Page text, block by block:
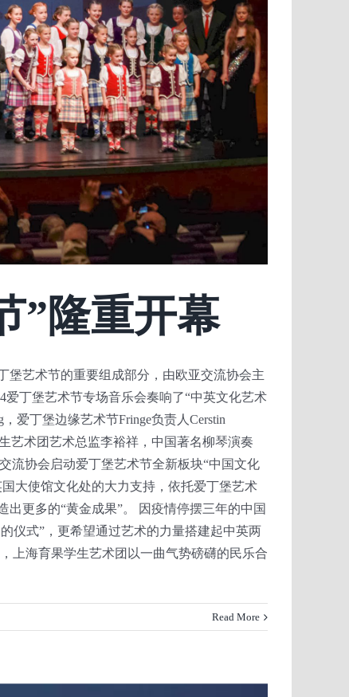
”隆重开幕
堡艺术节的重要组成部分，由欧亚交流协会主
爱丁堡艺术节专场音乐会奏响了“中英文化艺术
爱丁堡边缘艺术节Fringe负责人Cerstin
艺术团艺术总监李裕祥，中国著名柳琴演奏
流协会启动爱丁堡艺术节全新板块“中国文化
大使馆文化处的大力支持，依托爱丁堡艺术
更多的“黄金成果”。 因疫情停摆三年的中国
仪式”，更希望通过艺术的力量搭建起中英两
上海育果学生艺术团以一曲气势磅礴的民乐合
Read More